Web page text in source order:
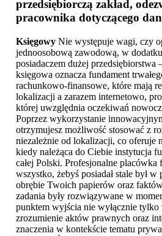
przedsiębiorczą zakład,
pracownika dotyczącego
Księgowy Nie występuje wagi, czy
jednoosobową zawodową, w
posiadaczem dużej przedsiębiorstwa
księgowa oznacza fundament
rachunkowo-finansowe, które mają
lokalizacji a zarazem internetowo,
której uwzględnia oczekiwań
Poprzez wykorzystanie
otrzymujesz możliwość stosować z
niezależnie od lokalizacji, co oferuje
kiedy należąca do Ciebie instytucja
całej Polski. Profesjonalne placówka
wszystko, żebyś posiadał stale był
obrębie Twoich papierów oraz
zadania były rozwiązywane w
punktem wyjścia nie wyłącznie
zrozumienie aktów prawnych oraz
znaczenia w kontekście tematu